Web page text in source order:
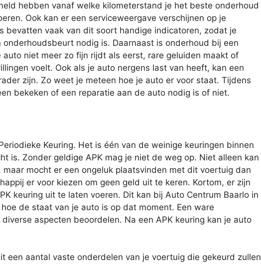
hebben vanaf welke kilometerstand je het beste onderhoud
Ook kan er een serviceweergave verschijnen op je
bevatten vaak van dit soort handige indicatoren, zodat je
nodig is. Daarnaast is onderhoud bij een
auto niet meer zo fijn rijdt als eerst, rare geluiden maakt of
voelt. Ook als je auto nergens last van heeft, kan een
zijn. Zo weet je meteen hoe je auto er voor staat. Tijdens
bekeken of een reparatie aan de auto nodig is of niet.
Keuring. Het is één van de weinige keuringen binnen
is. Zonder geldige APK mag je niet de weg op. Niet alleen kan
mocht er een ongeluk plaatsvinden met dit voertuig dan
er voor kiezen om geen geld uit te keren. Kortom, er zijn
keuring uit te laten voeren. Dit kan bij Auto Centrum Baarlo in
de staat van je auto is op dat moment. Een ware
aspecten beoordelen. Na een APK keuring kan je auto
een aantal vaste onderdelen van je voertuig die gekeurd zullen